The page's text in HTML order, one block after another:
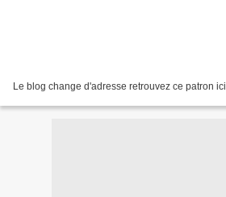
Le blog change d'adresse retrouvez ce patron ici